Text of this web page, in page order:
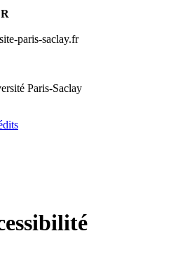
paris-saclay.fr
Paris-Saclay